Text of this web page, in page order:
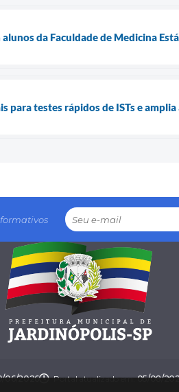
da Faculdade de Medicina
para testes rápidos de ISTs e
06/2026 Portal atualizado em:05/08/